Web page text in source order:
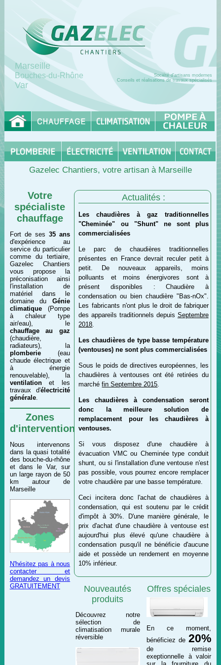
Marseille
Bouches-du-Rhône
Var
Société d'artisans modernes
Conseils et réalisations de travaux spécialisés
Gazelec Chantiers, votre artisan à Marseille
Actualités :
Les chaudières à gaz traditionnelles
"Cheminée" ou "Shunt" ne sont plus
commercialisées
Le parc de chaudières traditionnelles
présentes en France devrait reculer petit à
petit. De nouveaux appareils, moins
polluants et moins énergivores sont à
présent disponibles : Chaudière à
condensation ou bien chaudière "Bas-nOx".
Les fabricants n'ont plus le droit de fabriquer
des appareils traditionnels depuis Septembre
2018
Les chaudières de type basse température
(ventouses) ne sont plus commercialisées
Sous le poids de directives européennes, les
chaudières à ventouses ont été retirées du
marchéfin Septembre 2015
Les chaudières à condensation seront
donc la meilleure solution de
remplacement pour les chaudières à
ventouses.
Si vous disposez d'une chaudière à
évacuation VMC ou Cheminée type conduit
shunt, ou si l'installation d'une ventouse n'est
pas possible, vous pourrez encore remplacer
votre chaudière par une basse température.
Ceci incitera donc l'achat de chaudières à
condensation, qui est soutenu par le crédit
d'impôt à 30%. D'une manière générale, le
prix d'achat d'une chaudière à ventouse est
aujourd'hui plus élevé qu'une chaudière à
condensation pusqu'il ne bénéficie d'aucune
aide et possède un rendement en moyenne
10% inférieur.
Votre
spécialiste
chauffage
Fort de ses35 ans
d'expérience au
service du particulier
comme du tertiaire,
Gazelec Chantiers
vous propose la
préconisation ainsi
l'installation de
matériel dans le
domaine duGénie
climatique(Pompe
à chaleur type
air/eau), le
chauffage au gaz
(chaudière,
radiateurs), la
plomberie(eau
chaude électrique et
à énergie
renouvelable), la
ventilationet les
travaux d'électricité
générale.
Zones
d'intervention
Nous intervenons
dans la quasi totalité
des bouche-du-rhône
et dans le Var, sur
un large rayon de 50
km autour de
Marseille
N'hésitez pas à nous
contacter et
demandez un devis
GRATUITEMENT
Offres spéciales
En ce moment,
bénéficiez de 20%
de remise
exeptionnelle à valoir
Nouveautés
produits
Découvrez notre
sélection de
climatisation murale
réversible